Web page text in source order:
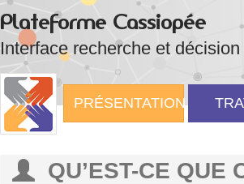
Plateforme Cassiopée
Interface recherche et
PRÉSENTATION
QU’EST-CE QUE